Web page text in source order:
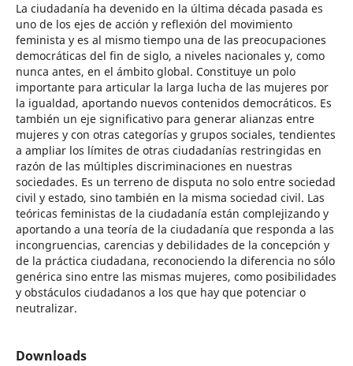
La ciudadanía ha devenido en la última década pasada es
uno de los ejes de acción y reflexión del movimiento
feminista y es al mismo tiempo una de las preocupaciones
democráticas del fin de siglo, a niveles nacionales y, como
nunca antes, en el ámbito global. Constituye un polo
importante para articular la larga lucha de las mujeres por
la igualdad, aportando nuevos contenidos democráticos. Es
también un eje significativo para generar alianzas entre
mujeres y con otras categorías y grupos sociales, tendientes
a ampliar los límites de otras ciudadanías restringidas en
razón de las múltiples discriminaciones en nuestras
sociedades. Es un terreno de disputa no solo entre sociedad
civil y estado, sino también en la misma sociedad civil. Las
teóricas feministas de la ciudadanía están complejizando y
aportando a una teoría de la ciudadanía que responda a las
incongruencias, carencias y debilidades de la concepción y
de la práctica ciudadana, reconociendo la diferencia no sólo
genérica sino entre las mismas mujeres, como posibilidades
y obstáculos ciudadanos a los que hay que potenciar o
neutralizar.
Downloads